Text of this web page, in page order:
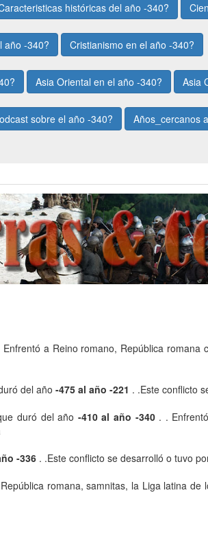
históricas del año -340?
año -340?
Cristianismo en el año -340?
Asia Oriental en el año -340? Asia
sobre el año -340? Años_cercanos
Enfrentó a Reino romano, República
del año -475 al año -221 . .Este conflicto
duró del año -410 al año -340. .
-336 . .Este conflicto se desarrolló o tuvo
romana, samnitas, la Liga latina